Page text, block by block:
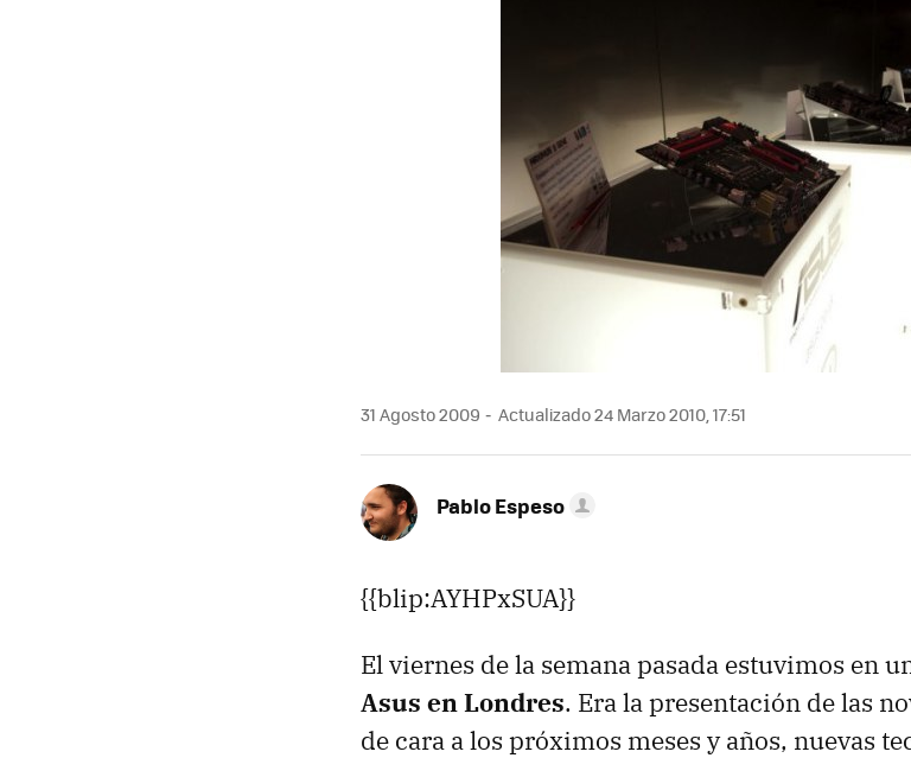
31 Agosto 2009 Actualizado 24 Marzo 2010, 17:51
Pablo Espeso
{{blip:AYHPxSUA}}
El viernes de la semana pasada estuvimos en
Asus en Londres. Era la presentación de las
de cara a los próximos meses y años, nuevas